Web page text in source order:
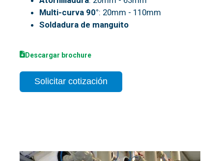
Multi-curva 90°: 20mm - 110mm
Soldadura de manguito
Descargar brochure
Solicitar cotización